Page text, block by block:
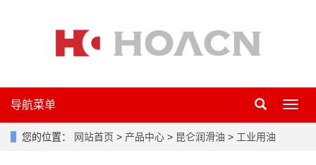
导
航
导航菜单
您的位置： 网站首页 > 产品中心 > 昆仑润滑油 > 工业用油